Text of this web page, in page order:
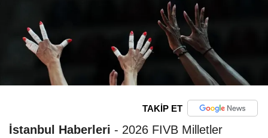
TAKİP ET
İstanbul Haberleri - 2026 FIVB Milletler